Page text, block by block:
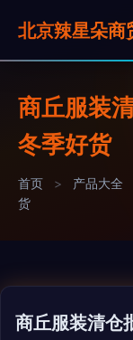
商丘服装
冬季好货
首页 > 产品大全
货
商丘服装清仓